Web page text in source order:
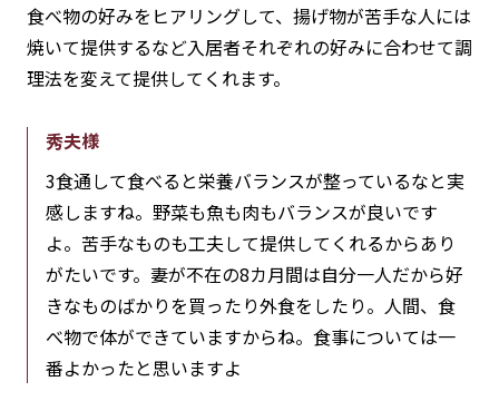
食べ物の好みをヒアリングして、揚げ物が苦手な人には
焼いて提供するなど入居者それぞれの好みに合わせて調
理法を変えて提供してくれます。
秀夫様
3食通して食べると栄養バランスが整っているなと実
感しますね。野菜も魚も肉もバランスが良いです
よ。苦手なものも工夫して提供してくれるからあり
がたいです。妻が不在の8カ月間は自分一人だから好
きなものばかりを買ったり外食をしたり。人間、食
べ物で体ができていますからね。食事については一
番よかったと思いますよ